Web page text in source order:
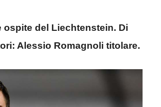
ospite del Liechtenstein. Di
Alessio Romagnoli titolare.